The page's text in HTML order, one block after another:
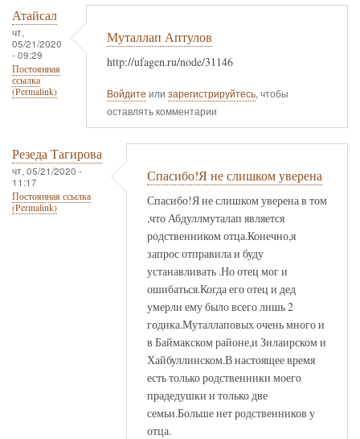
Атайсал
чт,
05/21/2020
- 09:29
Постоянная
ссылка
(Permalink)
Муталлап Аптулов
http://ufagen.ru/node/31146
Войдите или зарегистрируйтесь, чтобы
оставлять комментарии
Резеда Тагирова
чт, 05/21/2020 -
11:17
Постоянная ссылка
(Permalink)
Спасибо!Я не слишком уверена
Спасибо!Я не слишком уверена в том
,что Абдуллмуталап является
родственником отца.Конечно,я
запрос отправила и буду
устанавливать .Но отец мог и
ошибаться.Когда его отец и дед
умерли ему было всего лишь 2
годика.Муталлаповых очень много и
в Баймакском районе,и Зилаирском и
Хайбуллинском.В настоящее время
есть только родственники моего
прадедушки и только две
семьи.Больше нет родственников у
отца.